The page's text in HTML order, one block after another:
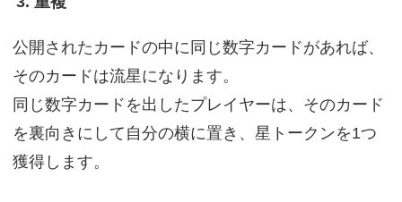
公開されたカードの中に同じ数字カードがあれば、
そのカードは流星になります。
同じ数字カードを出したプレイヤーは、そのカード
を裏向きにして自分の横に置き、星トークンを1つ
獲得します。